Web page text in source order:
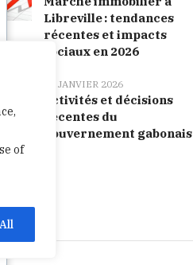
of
Libreville : tendances
récentes et impacts
sociaux en 2026
27 JANVIER 2026
Activités et décisions
récentes du
gouvernement gabonais